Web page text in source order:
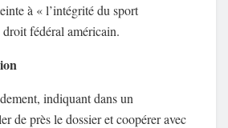
à « l’intégrité du sport
fédéral américain.
indiquant dans un
de près le dossier et coopérer avec